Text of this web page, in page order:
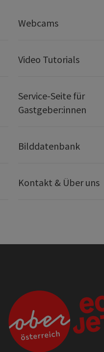
Webcams
Video Tutorials
Service-Seite für
Gastgeber:innen
Bilddatenbank
Kontakt & Über uns